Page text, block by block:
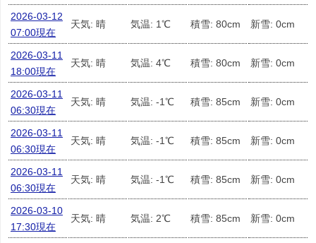
2026-03-12
07:00現在
天気: 晴 気温: 1℃ 積雪: 80cm 新雪: 0cm
2026-03-11
18:00現在
天気: 晴 気温: 4℃ 積雪: 80cm 新雪: 0cm
2026-03-11
06:30現在
天気: 晴 気温: -1℃ 積雪: 85cm 新雪: 0cm
2026-03-11
06:30現在
天気: 晴 気温: -1℃ 積雪: 85cm 新雪: 0cm
2026-03-11
06:30現在
天気: 晴 気温: -1℃ 積雪: 85cm 新雪: 0cm
2026-03-10
17:30現在
天気: 晴 気温: 2℃ 積雪: 85cm 新雪: 0cm